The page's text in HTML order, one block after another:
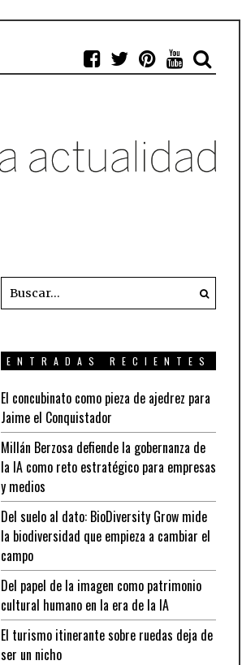
ENTRADAS RECIENTES
El concubinato como pieza de ajedrez para
Jaime el Conquistador
Millán Berzosa defiende la gobernanza de
la IA como reto estratégico para empresas
y medios
Del suelo al dato: BioDiversity Grow mide
la biodiversidad que empieza a cambiar el
campo
Del papel de la imagen como patrimonio
cultural humano en la era de la IA
El turismo itinerante sobre ruedas deja de
ser un nicho